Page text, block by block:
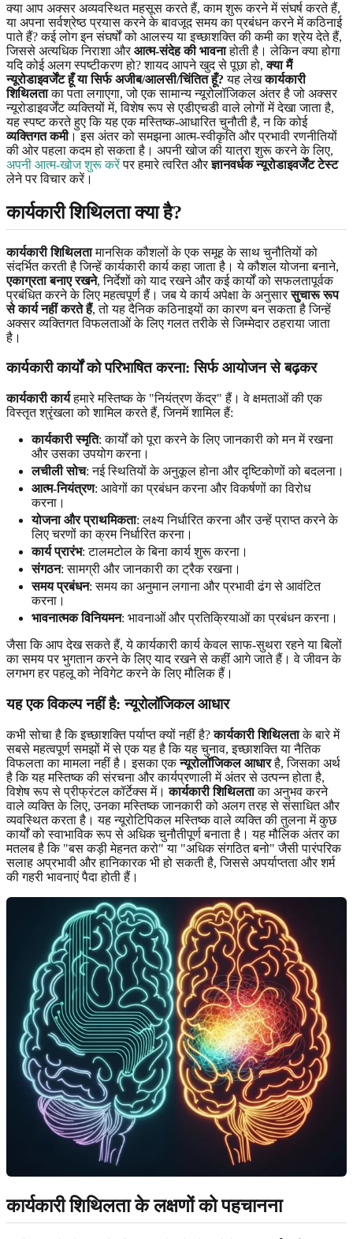
क्या आप अक्सर अव्यवस्थित महसूस करते हैं, काम शुरू करने में संघर्ष करते हैं,
या अपना सर्वश्रेष्ठ प्रयास करने के बावजूद समय का प्रबंधन करने में कठिनाई
पाते हैं? कई लोग इन संघर्षों को आलस्य या इच्छाशक्ति की कमी का श्रेय देते हैं,
जिससे अत्यधिक निराशा औरआत्म-संदेह की भावनाहोती है। लेकिन क्या होगा
यदि कोई अलग स्पष्टीकरण हो? शायद आपने खुद से पूछा हो,क्या मैं
न्यूरोडाइवर्जेंट हूँ या सिर्फ अजीब/आलसी/चिंतित हूँ? यह लेखकार्यकारी
शिथिलताका पता लगाएगा, जो एक सामान्य न्यूरोलॉजिकल अंतर है जो अक्सर
न्यूरोडाइवर्जेंट व्यक्तियों में, विशेष रूप से एडीएचडी वाले लोगों में देखा जाता है,
यह स्पष्ट करते हुए कि यह एक मस्तिष्क-आधारित चुनौती है, न कि कोई
व्यक्तिगत कमी। इस अंतर को समझना आत्म-स्वीकृति और प्रभावी रणनीतियों
की ओर पहला कदम हो सकता है। अपनी खोज की यात्रा शुरू करने के लिए,
अपनी आत्म-खोज शुरू करेंपर हमारे त्वरित औरज्ञानवर्धक न्यूरोडाइवर्जेंट टेस्ट
लेने पर विचार करें।
कार्यकारी शिथिलता क्या है?
कार्यकारी शिथिलतामानसिक कौशलों के एक समूह के साथ चुनौतियों को
संदर्भित करती है जिन्हें कार्यकारी कार्य कहा जाता है। ये कौशल योजना बनाने,
एकाग्रता बनाए रखने, निर्देशों को याद रखने और कई कार्यों को सफलतापूर्वक
प्रबंधित करने के लिए महत्वपूर्ण हैं। जब ये कार्य अपेक्षा के अनुसारसुचारू रूप
से कार्य नहीं करते हैं, तो यह दैनिक कठिनाइयों का कारण बन सकता है जिन्हें
अक्सर व्यक्तिगत विफलताओं के लिए गलत तरीके से जिम्मेदार ठहराया जाता
है।
कार्यकारी कार्यों को परिभाषित करना: सिर्फ आयोजन से बढ़कर
कार्यकारी कार्यहमारे मस्तिष्क के "नियंत्रण केंद्र" हैं। वे क्षमताओं की एक
विस्तृत श्रृंखला को शामिल करते हैं, जिनमें शामिल हैं:
कार्यकारी स्मृति: कार्यों को पूरा करने के लिए जानकारी को मन में रखना
और उसका उपयोग करना।
लचीली सोच: नई स्थितियों के अनुकूल होना और दृष्टिकोणों को बदलना।
आत्म-नियंत्रण: आवेगों का प्रबंधन करना और विकर्षणों का विरोध
करना।
योजना और प्राथमिकता: लक्ष्य निर्धारित करना और उन्हें प्राप्त करने के
लिए चरणों का क्रम निर्धारित करना।
कार्य प्रारंभ: टालमटोल के बिना कार्य शुरू करना।
संगठन: सामग्री और जानकारी का ट्रैक रखना।
समय प्रबंधन: समय का अनुमान लगाना और प्रभावी ढंग से आवंटित
करना।
भावनात्मक विनियमन: भावनाओं और प्रतिक्रियाओं का प्रबंधन करना।
जैसा कि आप देख सकते हैं, ये कार्यकारी कार्य केवल साफ-सुथरा रहने या बिलों
का समय पर भुगतान करने के लिए याद रखने से कहीं आगे जाते हैं। वे जीवन के
लगभग हर पहलू को नेविगेट करने के लिए मौलिक हैं।
यह एक विकल्प नहीं है: न्यूरोलॉजिकल आधार
कभी सोचा है कि इच्छाशक्ति पर्याप्त क्यों नहीं है?कार्यकारी शिथिलताके बारे में
सबसे महत्वपूर्ण समझों में से एक यह है कि यह चुनाव, इच्छाशक्ति या नैतिक
विफलता का मामला नहीं है। इसका एकन्यूरोलॉजिकल आधारहै, जिसका अर्थ
है कि यह मस्तिष्क की संरचना और कार्यप्रणाली में अंतर से उत्पन्न होता है,
विशेष रूप से प्रीफ्रंटल कॉर्टेक्स में।कार्यकारी शिथिलताका अनुभव करने
वाले व्यक्ति के लिए, उनका मस्तिष्क जानकारी को अलग तरह से संसाधित और
व्यवस्थित करता है। यह न्यूरोटिपिकल मस्तिष्क वाले व्यक्ति की तुलना में कुछ
कार्यों को स्वाभाविक रूप से अधिक चुनौतीपूर्ण बनाता है। यह मौलिक अंतर का
मतलब है कि "बस कड़ी मेहनत करो" या "अधिक संगठित बनो" जैसी पारंपरिक
सलाह अप्रभावी और हानिकारक भी हो सकती है, जिससे अपर्याप्तता और शर्म
की गहरी भावनाएं पैदा होती हैं।
कार्यकारी शिथिलता के लक्षणों को पहचानना